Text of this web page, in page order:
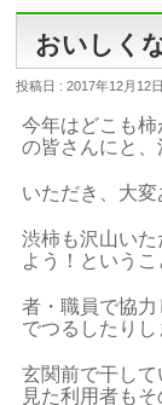
おいしく
投稿日 : 2017年12月12日
今年はどこも
の皆さんにと、
いただき、大変
渋柿も沢山い
よう！というこ
者・職員で協
でつるしたりし
玄関前で干し
見た利用者も